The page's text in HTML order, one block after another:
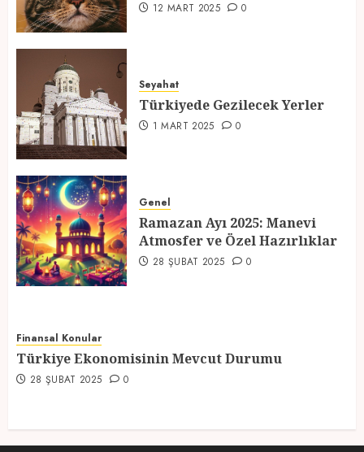
4
1 MART 2025
5
Atmosfer ve Özel Hazırlıklar
28 ŞUBAT 2025 0
12 MART 2025 0
Seyahat
Türkiyede Gezilecek Yerler
1 MART 2025 0
Genel
Ramazan Ayı 2025: Manevi
Atmosfer ve Özel Hazırlıklar
28 ŞUBAT 2025 0
Finansal Konular
Türkiye Ekonomisinin Mevcut Durumu
28 ŞUBAT 2025 0